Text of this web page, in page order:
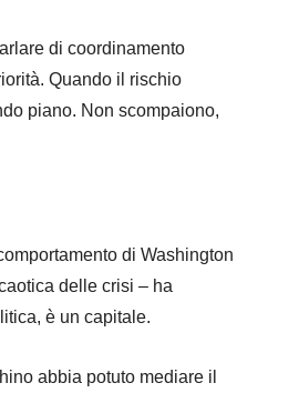
di coordinamento
Quando il rischio
piano. Non scompaiono,
di Washington
delle crisi – ha
è un capitale.
abbia potuto mediare il